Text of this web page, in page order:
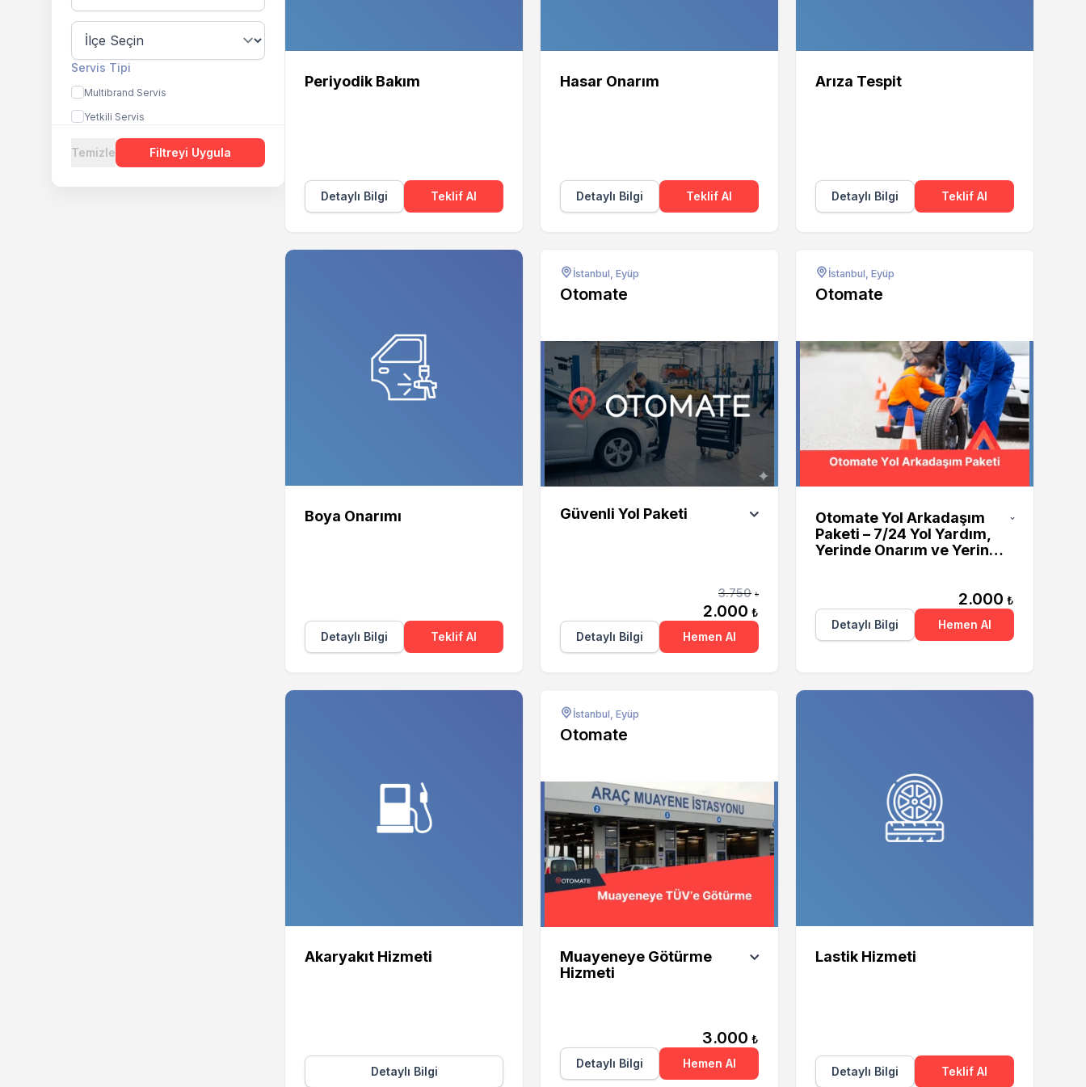
Servis Tipi
Multibrand Servis
Yetkili Servis
Temizle Filtreyi Uygula
Periyodik Bakım
Detaylı Bilgi Teklif Al
Hasar Onarım
Detaylı Bilgi Teklif Al
Arıza Tespit
Detaylı Bilgi Teklif Al
Boya Onarımı
Detaylı Bilgi Teklif Al
İstanbul, Eyüp
Otomate
Güvenli Yol Paketi
3.750 ₺
2.000 ₺
Detaylı Bilgi
Hemen Al
İstanbul, Eyüp
Otomate
Otomate Yol Arkadaşım
Paketi – 7/24 Yol Yardım,
Yerinde Onarım ve Yerinde
2.000 ₺
Detaylı Bilgi
Hemen Al
Akaryakıt Hizmeti
Detaylı Bilgi
İstanbul, Eyüp
Otomate
Muayeneye Götürme
Hizmeti
3.000 ₺
Detaylı Bilgi
Hemen Al
Lastik Hizmeti
Detaylı Bilgi Teklif Al